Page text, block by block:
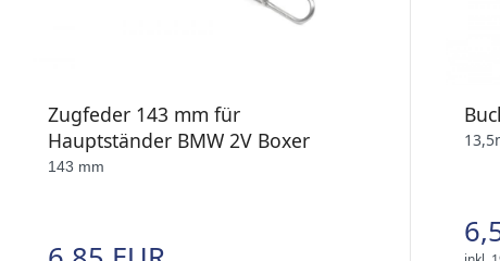
Zugfeder 143 mm für
Hauptständer BMW 2V Boxer
143 mm